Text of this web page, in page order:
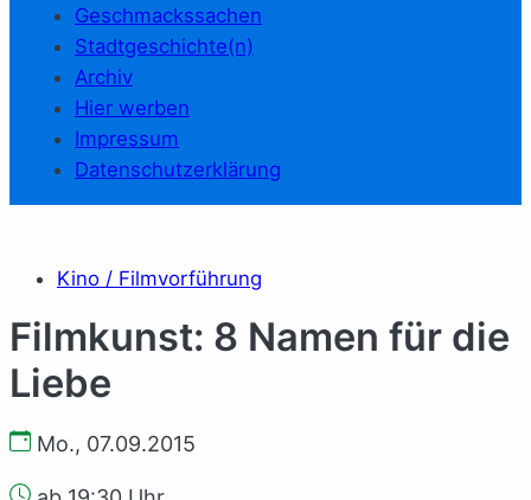
Geschmackssachen
Stadtgeschichte(n)
Archiv
Hier werben
Impressum
Datenschutzerklärung
Kino / Filmvorführung
Filmkunst: 8 Namen für die
Liebe
Mo., 07.09.2015